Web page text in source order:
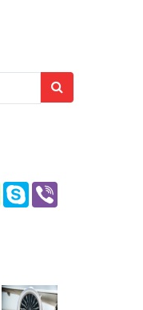
Message
Skype